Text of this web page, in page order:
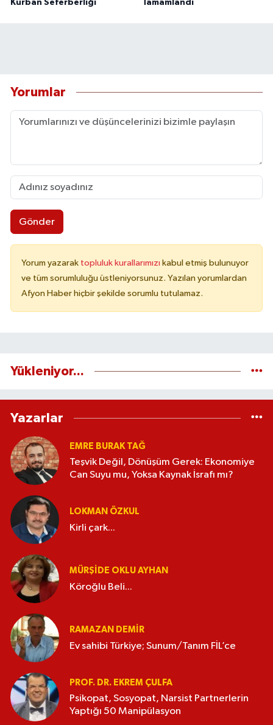
Kurban Seferberliği Tamamlandı
Yorumlar
Gönder
Yorum yazarak topluluk kurallarımızı kabul etmiş bulunuyor
ve tüm sorumluluğu üstleniyorsunuz. Yazılan yorumlardan
Afyon Haber hiçbir şekilde sorumlu tutulamaz.
Yükleniyor...
Yazarlar
EMRE BURAK TAĞ
Teşvik Değil, Dönüşüm Gerek: Ekonomiye
Can Suyu mu, Yoksa Kaynak İsrafı mı?
LOKMAN ÖZKUL
Kirli çark...
MÜRŞIDE OKLU AYHAN
Köroğlu Beli...
RAMAZAN DEMİR
Ev sahibi Türkiye; Sunum/Tanım FİL’ce
PROF. DR. EKREM ÇULFA
Psikopat, Sosyopat, Narsist Partnerlerin
Yaptığı 50 Manipülasyon